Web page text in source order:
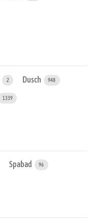
2 Dusch 948
1339
Spabad 96